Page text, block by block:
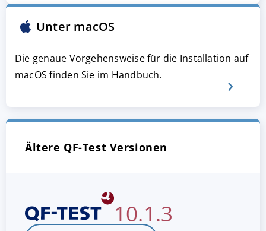
Unter macOS
Die genaue Vorgehensweise für die Installation auf
macOS finden Sie im Handbuch.
Ältere QF-Test Versionen
10.1.3